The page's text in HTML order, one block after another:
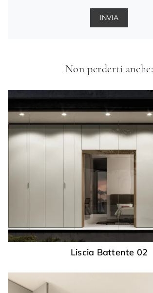
INVIA
Non perderti anche:
Liscia Battente 02